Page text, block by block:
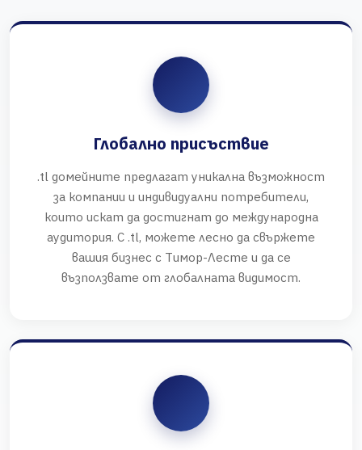
Глобално присъствие
.tl домейните предлагат уникална възможност
за компании и индивидуални потребители,
които искат да достигнат до международна
аудитория. С .tl, можете лесно да свържете
вашия бизнес с Тимор-Лесте и да се
възползвате от глобалната видимост.